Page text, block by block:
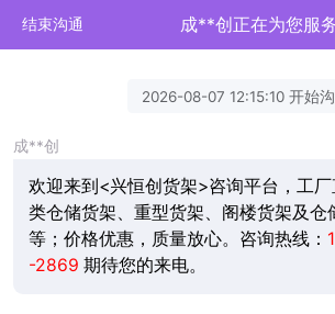
结束沟通 成**创正在为您服
2026-08-07 12:15:10 开始
成**创
欢迎来到<兴恒创货架>咨询平台，工厂
类仓储货架、重型货架、阁楼货架及仓
等；价格优惠，质量放心。咨询热线：
-2869 期待您的来电。